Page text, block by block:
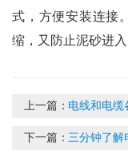
式，方便安装连接
缩，又防止泥砂进入
上一篇： 电线和电缆
下一篇： 三分钟了解